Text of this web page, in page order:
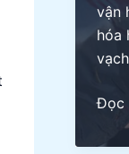
vận
hóa
Giải
Pháp
Mã
Đọc